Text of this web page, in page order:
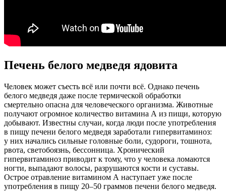
Печень белого медведя ядовита
Человек может съесть всё или почти всё. Однако печень
белого медведя даже после термической обработки
смертельно опасна для человеческого организма. Животные
получают огромное количество витамина A из пищи, которую
добывают. Известны случаи, когда люди после употребления
в пищу печени белого медведя заработали гипервитаминоз:
у них начались сильные головные боли, судороги, тошнота,
рвота, светобоязнь, бессонница. Хронический
гипервитаминоз приводит к тому, что у человека ломаются
ногти, выпадают волосы, разрушаются кости и суставы.
Острое отравление витамином A наступает уже после
употребления в пищу 20–50 граммов печени белого медведя.